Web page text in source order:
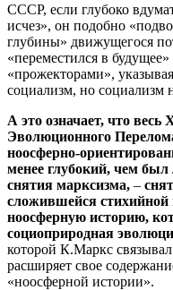
СССР, если глубоко
исчез», он подобно
глубины» движущегося
«переместился в
«прожекторами»,
социализм, но социализм
А это означает, что весь
Эволюционного
ноосферно-
менее глубокий, чем был
снятия марксизма, –
сложившейся стихийной
ноосферную историю,
социоприродная
которой К.Маркс
расширяет свое
«ноосферной истории».